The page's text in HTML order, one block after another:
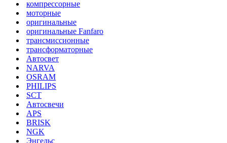
компрессорные
моторные
оригинальные
оригинальные Fanfaro
трансмиссионные
трансформаторные
Автосвет
NARVA
OSRAM
PHILIPS
SCT
Автосвечи
APS
BRISK
NGK
Энгельс